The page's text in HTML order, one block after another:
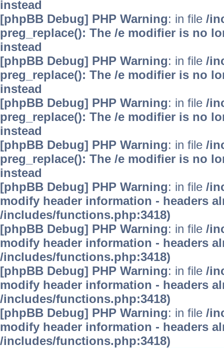
instead
[phpBB Debug] PHP Warning: in file /
preg_replace(): The /e modifier is no
instead
[phpBB Debug] PHP Warning: in file /
preg_replace(): The /e modifier is no
instead
[phpBB Debug] PHP Warning: in file /
preg_replace(): The /e modifier is no
instead
[phpBB Debug] PHP Warning: in file /
preg_replace(): The /e modifier is no
instead
[phpBB Debug] PHP Warning: in file /
modify header information - headers
/includes/functions.php:3418)
[phpBB Debug] PHP Warning: in file /
modify header information - headers
/includes/functions.php:3418)
[phpBB Debug] PHP Warning: in file /
modify header information - headers
/includes/functions.php:3418)
[phpBB Debug] PHP Warning: in file /
modify header information - headers
/includes/functions.php:3418)